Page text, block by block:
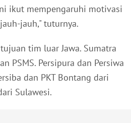
ikut mempengaruhi motivasi
jauh," tuturnya.
tim luar Jawa. Sumatra
PSMS. Persipura dan Persiwa
dan PKT Bontang dari
Sulawesi.